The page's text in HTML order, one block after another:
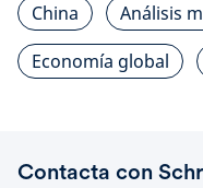
China Análisis
Economía global
Contacta con